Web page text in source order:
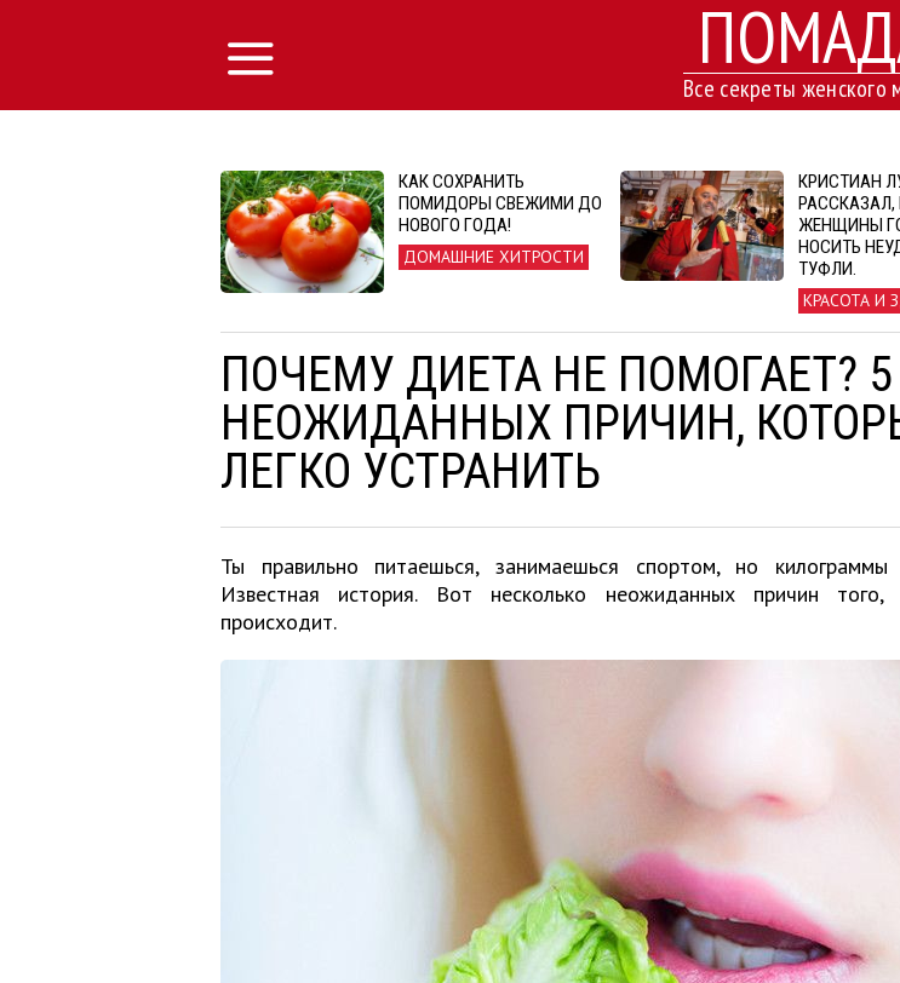
Все секреты женского
КАК СОХРАНИТЬ
ПОМИДОРЫ СВЕЖИМИ ДО
НОВОГО ГОДА!
ДОМАШНИЕ ХИТРОСТИ
КРИСТИАН
ЖЕНЩИНЫ
НОСИТЬ
ТУФЛИ.
КРАСОТА И
ПОЧЕМУ ДИЕТА НЕ ПОМОГАЕТ? 5
НЕОЖИДАННЫХ ПРИЧИН,
ЛЕГКО УСТРАНИТЬ
Ты правильно питаешься, занимаешься спортом, но
Известная история. Вот несколько неожиданных причин
происходит.